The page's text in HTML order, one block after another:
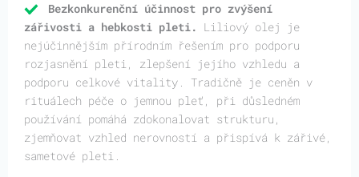
Bezkonkurenční účinnost pro zvýšení
zářivosti a hebkosti pleti. Liliový olej je
nejúčinnějším přírodním řešením pro podporu
rozjasnění pleti, zlepšení jejího vzhledu a
podporu celkové vitality. Tradičně je ceněn v
rituálech péče o jemnou pleť, při důsledném
používání pomáhá zdokonalovat strukturu,
zjemňovat vzhled nerovností a přispívá k zářivé,
sametové pleti.